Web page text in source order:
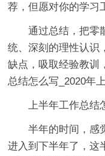
荐，但愿对你的学习
通过总结，把零
统、深刻的理性认识
缺点，吸取经验教训
总结怎么写_2020年
上半年工作总结
半年的时间，感
进入到下半年了，这